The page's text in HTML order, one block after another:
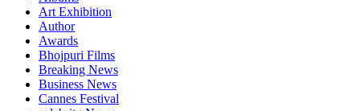
Art Exhibition
Author
Awards
Bhojpuri Films
Breaking News
Business News
Cannes Festival